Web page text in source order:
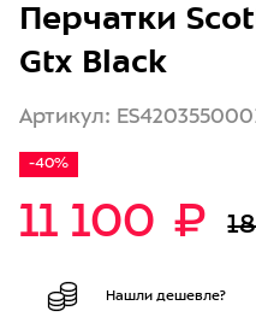
Перчатки
Gtx Black
Артикул:
-40%
11 100 ₽
Нашли дешевле?